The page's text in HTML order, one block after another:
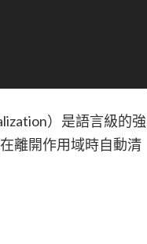
）是語言級的強
離開作用域時自動清